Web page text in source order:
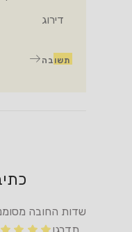
דירוג
תשובה
שדות החובה